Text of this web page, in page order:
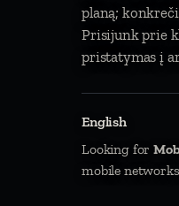
planą;
Prisijunk prie
pristatymas į
English
Looking for
mobile